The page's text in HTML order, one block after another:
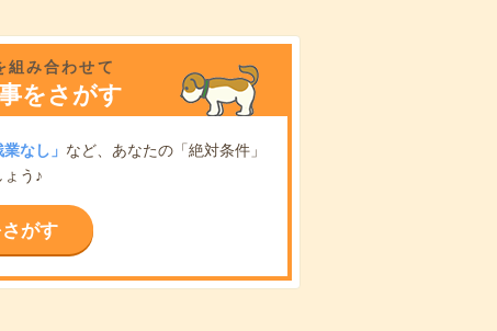
組み合わせて
をさがす
なし」 など、あなたの「絶対条件」
う♪
がす